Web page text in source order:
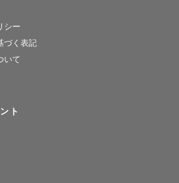
霞市在住のアラフォーママです。
小学生の娘👧、保護猫🐈、熱帯魚🐟、
た感じというより、近所のおばちゃ
楽しい撮影はお任せください☺︎
シー
づく表記
いて
ト